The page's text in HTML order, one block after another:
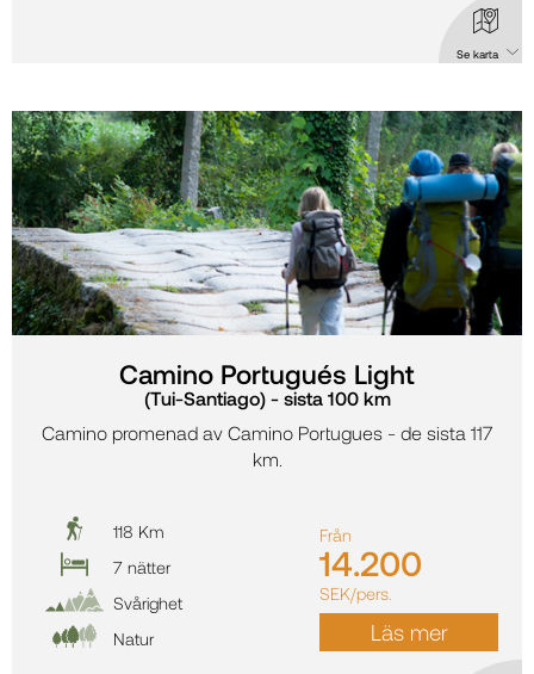
Se karta
Karta: Camino Portugués (Porto-Santiago)
Camino Portugués Light
(Tui-Santiago) - sista 100 km
Camino promenad av Camino Portugues - de sista 117
km.
118 Km
7 nätter
Svårighet
Natur
Från
14.200
SEK/pers.
Läs mer